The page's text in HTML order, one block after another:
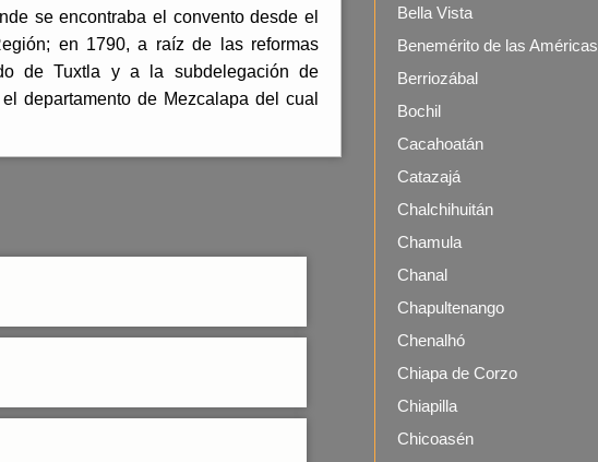
se encontraba el convento desde el
en 1790, a raíz de las reformas
de Tuxtla y a la subdelegación de
departamento de Mezcalapa del cual
Bella Vista
Benemérito de las Américas
Berriozábal
Bochil
Cacahoatán
Catazajá
Chalchihuitán
Chamula
Chanal
Chapultenango
Chenalhó
Chiapa de Corzo
Chiapilla
Chicoasén